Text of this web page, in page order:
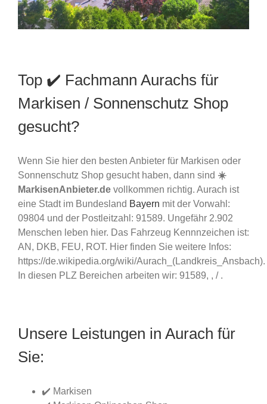
Top ✔️ Fachmann Aurachs für
Markisen / Sonnenschutz Shop
gesucht?
Wenn Sie hier den besten Anbieter für Markisen oder
Sonnenschutz Shop gesucht haben, dann sind ☀️
MarkisenAnbieter.de vollkommen richtig. Aurach ist
eine Stadt im Bundesland Bayern mit der Vorwahl:
09804 und der Postleitzahl: 91589. Ungefähr 2.902
Menschen leben hier. Das Fahrzeug Kennnzeichen ist:
AN, DKB, FEU, ROT. Hier finden Sie weitere Infos:
https://de.wikipedia.org/wiki/Aurach_(Landkreis_Ansbach).
In diesen PLZ Bereichen arbeiten wir: 91589, , / .
Unsere Leistungen in Aurach für
Sie:
✔️ Markisen